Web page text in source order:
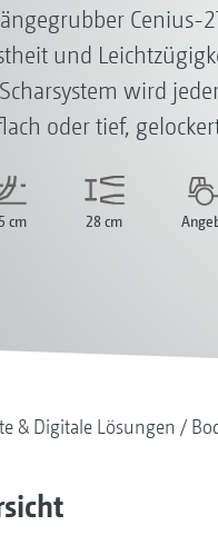
Cenius-
und
wird
oder tief,
cm 28 cm
& Digitale Lösungen